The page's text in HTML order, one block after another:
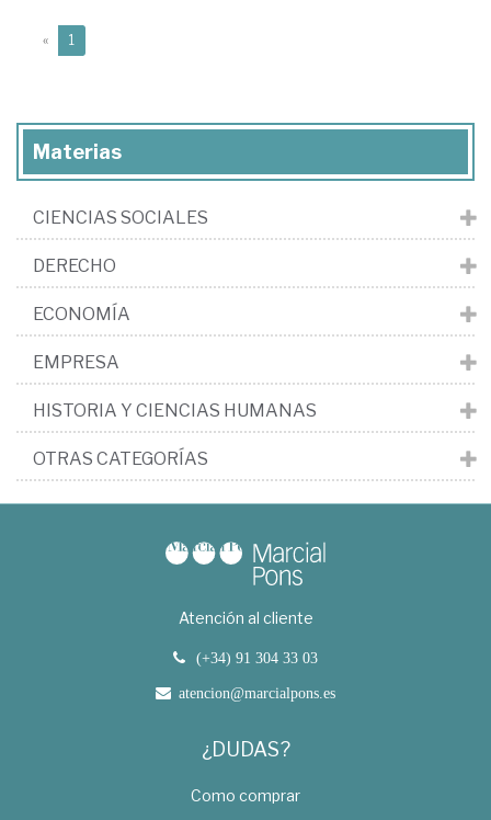
« 1
Materias
CIENCIAS SOCIALES
DERECHO
ECONOMÍA
EMPRESA
HISTORIA Y CIENCIAS HUMANAS
OTRAS CATEGORÍAS
Atención al cliente
(+34) 91 304 33 03
atencion@marcialpons.es
¿DUDAS?
Como comprar